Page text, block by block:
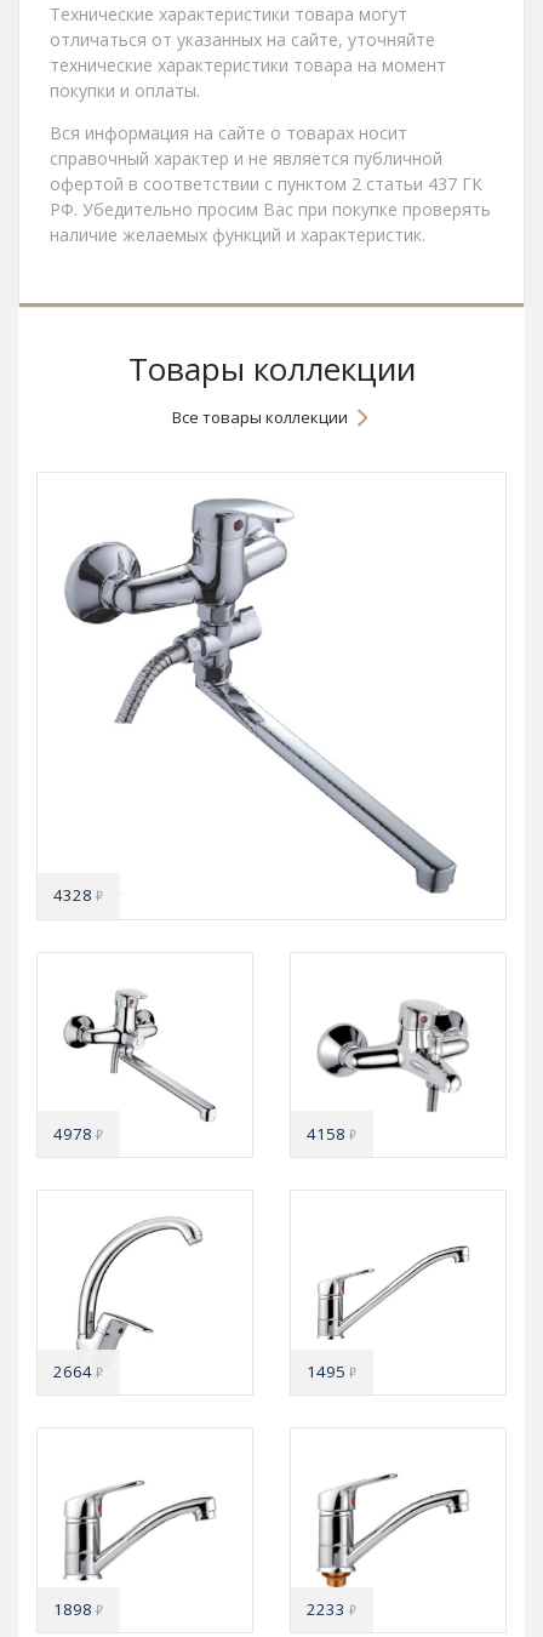
Технические характеристики товара могут
отличаться от указанных на сайте, уточняйте
технические характеристики товара на момент
покупки и оплаты.
Вся информация на сайте о товарах носит
справочный характер и не является публичной
офертой в соответствии с пунктом 2 статьи 437 ГК
РФ. Убедительно просим Вас при покупке проверять
наличие желаемых функций и характеристик.
Товары коллекции
Все товары коллекции
4328₽
4978₽ 4158₽
2664₽ 1495₽
1898₽ 2233₽